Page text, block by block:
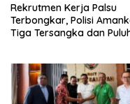
Rekrutmen Kerja Palsu
Terbongkar, Polisi
Tiga Tersangka dan